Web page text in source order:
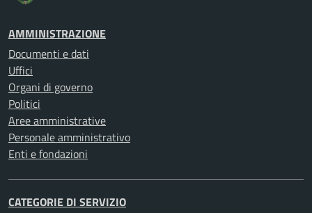
AMMINISTRAZIONE
Documenti e dati
Uffici
Organi di governo
Politici
Aree amministrative
Personale amministrativo
Enti e fondazioni
CATEGORIE DI SERVIZIO